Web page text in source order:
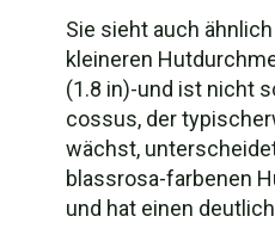
Sie sieht auch
kleineren
(1.8 in)-und ist nicht
cossus, der
wächst,
blassrosa-farbenen
und hat einen